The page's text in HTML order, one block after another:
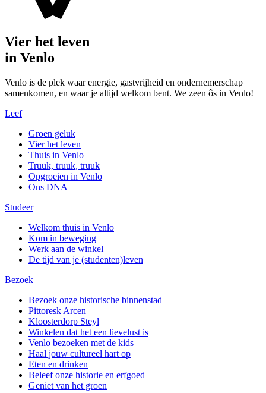
Vier het leven
in Venlo
Venlo is de plek waar energie, gastvrijheid en ondernemerschap
samenkomen, en waar je altijd welkom bent. We zeen ôs in Venlo!
Leef
Groen geluk
Vier het leven
Thuis in Venlo
Truuk, truuk, truuk
Opgroeien in Venlo
Ons DNA
Studeer
Welkom thuis in Venlo
Kom in beweging
Werk aan de winkel
De tijd van je (studenten)leven
Bezoek
Bezoek onze historische binnenstad
Pittoresk Arcen
Kloosterdorp Steyl
Winkelen dat het een lievelust is
Venlo bezoeken met de kids
Haal jouw cultureel hart op
Eten en drinken
Beleef onze historie en erfgoed
Geniet van het groen